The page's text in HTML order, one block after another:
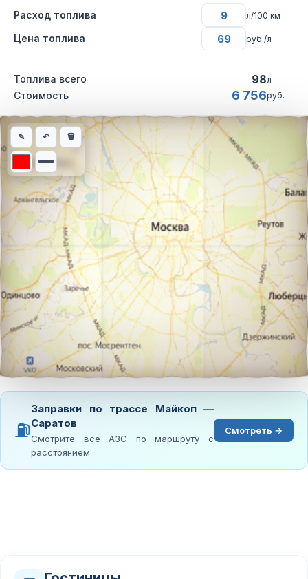
Расход топлива л/100 км
Цена топлива руб./л
Топлива всего 98л
Стоимость 6 756руб.
Интерактивная карта автомобильного маршрута из города
✎ ↶ 🗑
⛽
Заправки по трассе Майкоп —
Саратов
Смотрите все АЗС по маршруту с
расстоянием
Смотреть →